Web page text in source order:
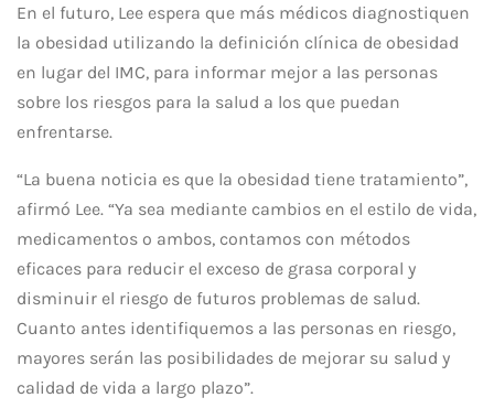
En el futuro, Lee espera que más médicos diagnostiquen
la obesidad utilizando la definición clínica de obesidad
en lugar del IMC, para informar mejor a las personas
sobre los riesgos para la salud a los que puedan
enfrentarse.
“La buena noticia es que la obesidad tiene tratamiento”,
afirmó Lee. “Ya sea mediante cambios en el estilo de vida,
medicamentos o ambos, contamos con métodos
eficaces para reducir el exceso de grasa corporal y
disminuir el riesgo de futuros problemas de salud.
Cuanto antes identifiquemos a las personas en riesgo,
mayores serán las posibilidades de mejorar su salud y
calidad de vida a largo plazo”.